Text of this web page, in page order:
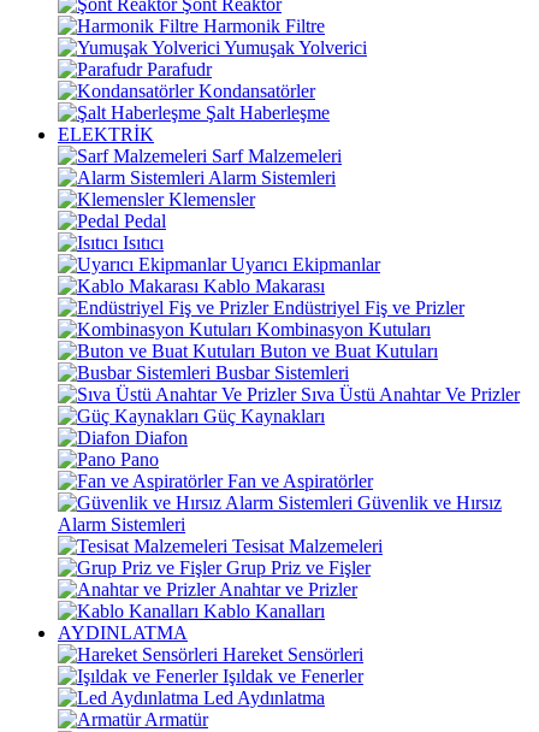
Şönt Reaktör
Harmonik Filtre
Yumuşak Yolverici
Parafudr
Kondansatörler
Şalt Haberleşme
ELEKTRİK
Sarf Malzemeleri
Alarm Sistemleri
Klemensler
Pedal
Isıtıcı
Uyarıcı Ekipmanlar
Kablo Makarası
Endüstriyel Fiş ve Prizler
Kombinasyon Kutuları
Buton ve Buat Kutuları
Busbar Sistemleri
Sıva Üstü Anahtar Ve Prizler
Güç Kaynakları
Diafon
Pano
Fan ve Aspiratörler
Güvenlik ve Hırsız
Alarm Sistemleri
Tesisat Malzemeleri
Grup Priz ve Fişler
Anahtar ve Prizler
Kablo Kanalları
AYDINLATMA
Hareket Sensörleri
Işıldak ve Fenerler
Led Aydınlatma
Armatür